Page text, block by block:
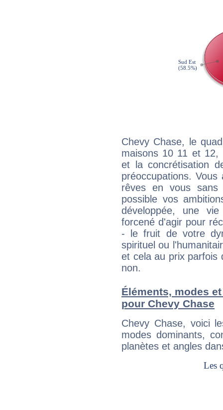
Chevy Chase, le
maisons 10 11 et 12,
et la concrétisation
préoccupations.
rêves en vous sans
possible vos
développée, une
forcené d'agir pour
- le fruit de votre
spirituel ou
et cela au prix parfois
non.
Éléments, modes
pour Chevy Chase
Chevy Chase, voici
modes dominants,
planètes et angles